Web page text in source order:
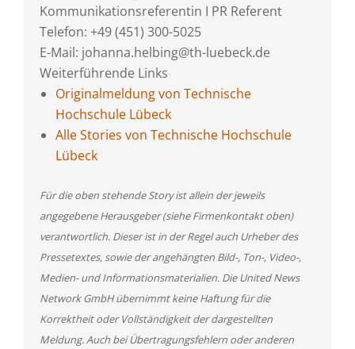
Kommunikationsreferentin I PR Referent
Telefon: +49 (451) 300-5025
E-Mail: johanna.helbing@th-luebeck.de
Weiterführende Links
Originalmeldung von Technische
Hochschule Lübeck
Alle Stories von Technische Hochschule
Lübeck
Für die oben stehende Story ist allein der jeweils
angegebene Herausgeber (siehe Firmenkontakt oben)
verantwortlich. Dieser ist in der Regel auch Urheber des
Pressetextes, sowie der angehängten Bild-, Ton-, Video-,
Medien- und Informationsmaterialien. Die United News
Network GmbH übernimmt keine Haftung für die
Korrektheit oder Vollständigkeit der dargestellten
Meldung. Auch bei Übertragungsfehlern oder anderen